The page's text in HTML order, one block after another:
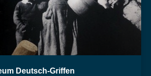
Deutsch-Griffen